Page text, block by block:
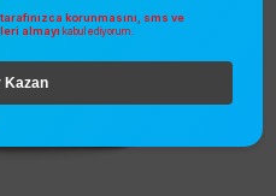
korunmasını, sms ve
almayı kabul ediyorum.
Kazan